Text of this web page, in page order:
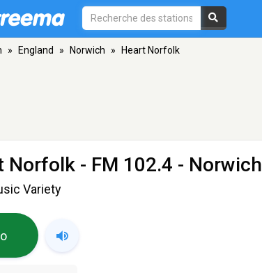
» England » Norwich » Heart Norfolk
Norfolk - FM 102.4 - Norwich
Variety